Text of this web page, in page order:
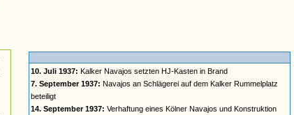
10. Juli 1937: Kalker Navajos setzten HJ-Kasten in Brand
7. September 1937: Navajos an Schlägerei auf dem Kalker Rummelplatz
beteiligt
14. September 1937: Verhaftung eines Kölner Navajos und Konstruktion